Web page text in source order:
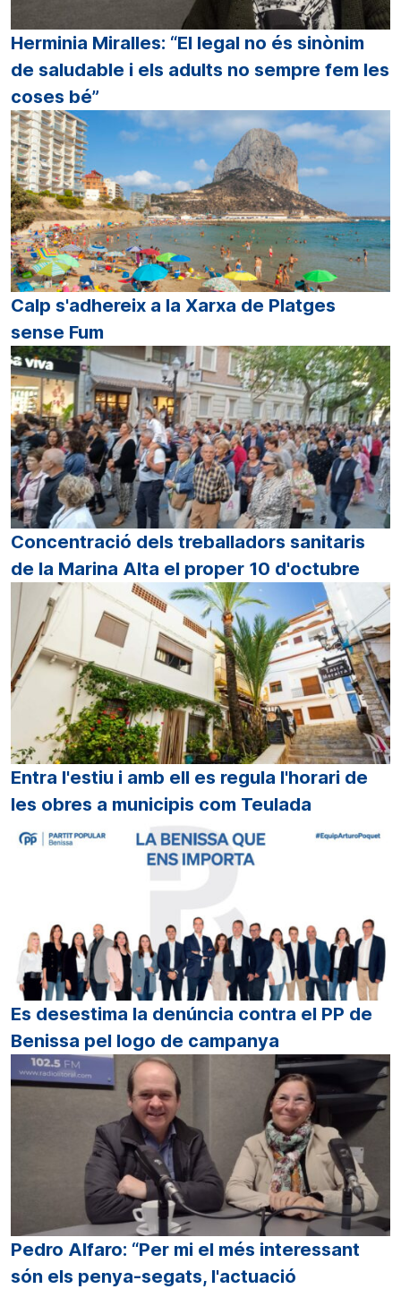
Herminia Miralles: “El legal no és sinònim
de saludable i els adults no sempre fem les
coses bé”
Calp s'adhereix a la Xarxa de Platges
sense Fum
Concentració dels treballadors sanitaris
de la Marina Alta el proper 10 d'octubre
Entra l'estiu i amb ell es regula l'horari de
les obres a municipis com Teulada
Es desestima la denúncia contra el PP de
Benissa pel logo de campanya
Pedro Alfaro: “Per mi el més interessant
són els penya-segats, l'actuació